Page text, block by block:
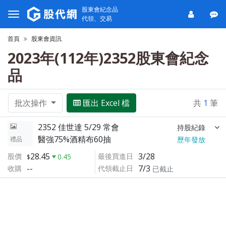
股東會紀念品
代領、交易
首頁 股東會資訊
2023年(112年)2352股東會紀念
品
批次操作 匯出 Excel 檔 共 1 筆
禮品
2352 佳世達 5/29 常會 持股紀錄
醫強75%酒精布60抽
歷年發放
股價
28.45
0.45
收購 --
最後買進日 3/28
代領截止日 7/3 已截止